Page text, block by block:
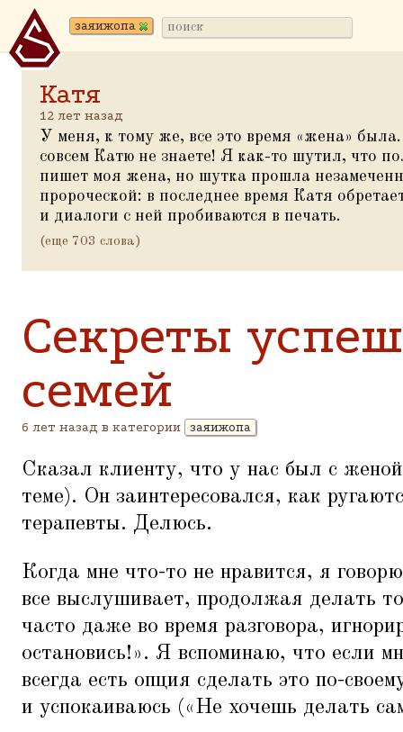
заяижопа
Катя
12 лет назад
У меня, к тому же, все это время «жена»
совсем Катю не знаете! Я как-то шутил, что
пишет моя жена, но шутка прошла
пророческой: в последнее время Катя
и диалоги с ней пробиваются в печать.
(еще 703 слова)
Секреты
семей
6 лет назад в категории заяижопа
Сказал клиенту, что у нас был с
теме). Он заинтересовался, как
терапевты. Делюсь.
Когда мне что-то не нравится, я
все выслушивает, продолжая делать
часто даже во время разговора,
остановись!». Я вспоминаю, что если
всегда есть опция сделать это по-
и успокаиваюсь («Не хочешь делать